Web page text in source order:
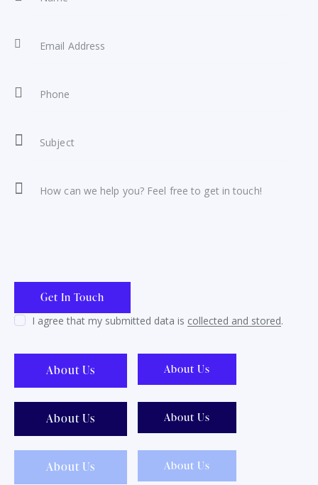
I agree that my submitted data is collected and stored.
About Us About Us
About Us About Us
About Us About Us